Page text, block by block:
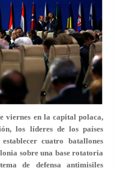
viernes en la capital polaca,
los líderes de los países
cuatro batallones
sobre una base rotatoria
de defensa antimisiles